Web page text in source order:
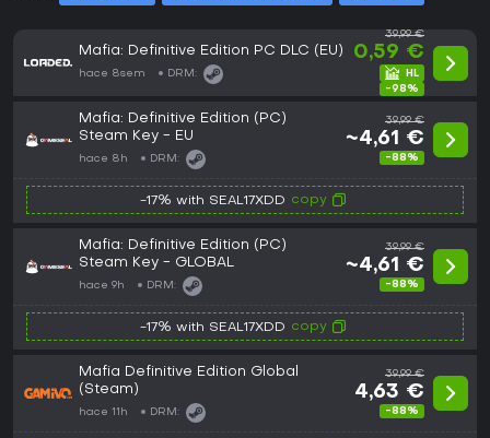
Mafia: Definitive Edition PC DLC (EU)
hace 8sem DRM:
39,99 €
0,59 €
-98%
Mafia: Definitive Edition (PC)
Steam Key - EU
hace 8h DRM:
39,99 €
~4,61 €
-88%
-17% with SEAL17XDD copy
Mafia: Definitive Edition (PC)
Steam Key - GLOBAL
hace 9h DRM:
39,99 €
~4,61 €
-88%
-17% with SEAL17XDD copy
Mafia Definitive Edition Global
(Steam)
hace 11h DRM:
39,99 €
4,63 €
-88%